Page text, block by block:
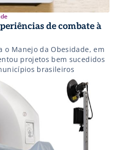
de combate à
o Manejo da Obesidade, em
projetos bem sucedidos
brasileiros